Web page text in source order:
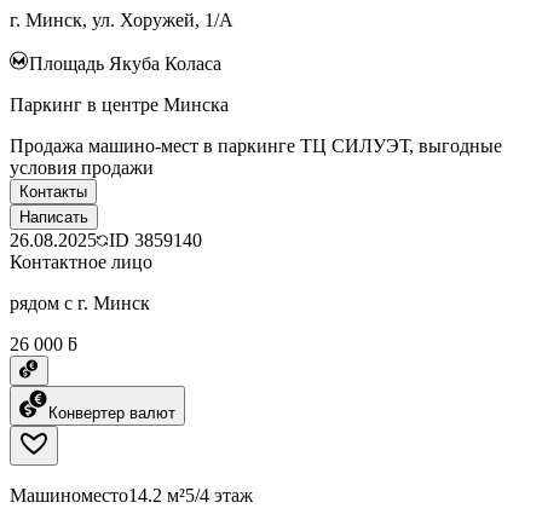
г. Минск, ул. Хоружей, 1/А
Площадь Якуба Коласа
Паркинг в центре Минска
Продажа машино-мест в паркинге ТЦ СИЛУЭТ, выгодные
условия продажи
Контакты
Написать
26.08.2025 ID 3859140
Контактное лицо
рядом с г. Минск
26 000 ƃ
Конвертер валют
Машиноместо14.2 м²5/4 этаж